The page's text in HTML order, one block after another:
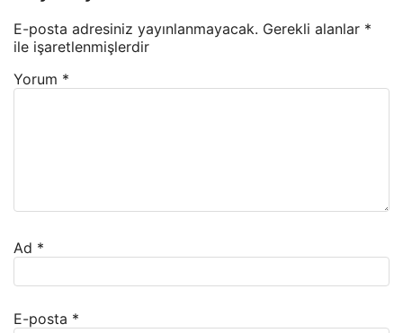
E-posta adresiniz yayınlanmayacak. Gerekli alanlar *
ile işaretlenmişlerdir
Yorum *
Ad *
E-posta *